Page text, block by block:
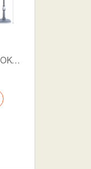
BỘ LAU NHÀ VUÔNG HOKORI 9561